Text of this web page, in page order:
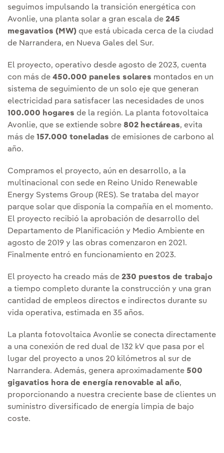
seguimos impulsando la transición energética con
Avonlie, una planta solar a gran escala de 245
megavatios (MW) que está ubicada cerca de la ciudad
de Narrandera, en Nueva Gales del Sur.
El proyecto, operativo desde agosto de 2023, cuenta
con más de 450.000 paneles solares montados en un
sistema de seguimiento de un solo eje que generan
electricidad para satisfacer las necesidades de unos
100.000 hogares de la región. La planta fotovoltaica
Avonlie, que se extiende sobre 802 hectáreas, evita
más de 157.000 toneladas de emisiones de carbono al
año.
Compramos el proyecto, aún en desarrollo, a la
multinacional con sede en Reino Unido Renewable
Energy Systems Group (RES). Se trataba del mayor
parque solar que disponía la compañía en el momento.
El proyecto recibió la aprobación de desarrollo del
Departamento de Planificación y Medio Ambiente en
agosto de 2019 y las obras comenzaron en 2021.
Finalmente entró en funcionamiento en 2023.
El proyecto ha creado más de 230 puestos de trabajo
a tiempo completo durante la construcción y una gran
cantidad de empleos directos e indirectos durante su
vida operativa, estimada en 35 años.
La planta fotovoltaica Avonlie se conecta directamente
a una conexión de red dual de 132 kV que pasa por el
lugar del proyecto a unos 20 kilómetros al sur de
Narrandera. Además, genera aproximadamente 500
gigavatios hora de energía renovable al año,
proporcionando a nuestra creciente base de clientes un
suministro diversificado de energía limpia de bajo
coste.